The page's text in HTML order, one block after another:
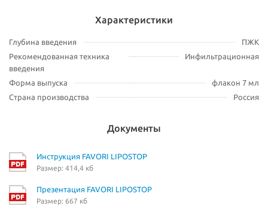
Характеристики
Глубина введения
ПЖК
Рекомендованная техника
введения
Инфильтрационная
Форма выпуска
флакон 7 мл
Страна производства
Россия
Документы
Инструкция FAVORI LIPOSTOP
Размер: 414,4 кб
Презентация FAVORI LIPOSTOP
Размер: 667 кб